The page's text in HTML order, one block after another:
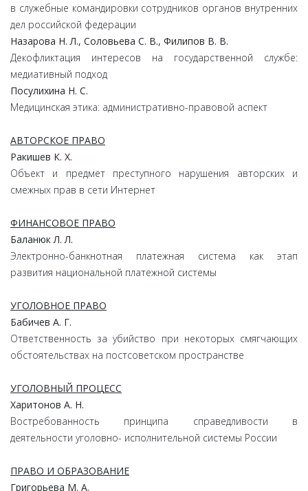
в служебные командировки сотрудников органов внутренних
дел российской федерации
Назарова Н. Л., Соловьева С. В., Филипов В. В.
Декофликтация интересов на государственной службе:
медиативный подход
Посулихина Н. С.
Медицинская этика: административно-правовой аспект
АВТОРСКОЕ ПРАВО
Ракишев К. Х.
Объект и предмет преступного нарушения авторских и
смежных прав в сети Интернет
ФИНАНСОВОЕ ПРАВО
Баланюк Л. Л.
Электронно-банкнотная платежная система как этап
развития национальной платежной системы
УГОЛОВНОЕ ПРАВО
Бабичев А. Г.
Ответственность за убийство при некоторых смягчающих
обстоятельствах на постсоветском пространстве
УГОЛОВНЫЙ ПРОЦЕСС
Харитонов А. Н.
Востребованность принципа справедливости в
деятельности уголовно- исполнительной системы России
ПРАВО И ОБРАЗОВАНИЕ
Григорьева М. А.